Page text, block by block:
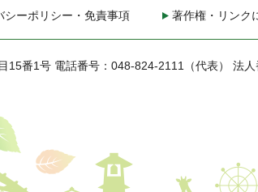
シーポリシー・免責事項 著作権・リンク
15番1号 電話番号：048-824-2111（代表） 法